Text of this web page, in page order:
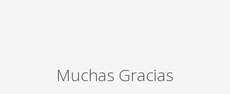
Muchas Gracias